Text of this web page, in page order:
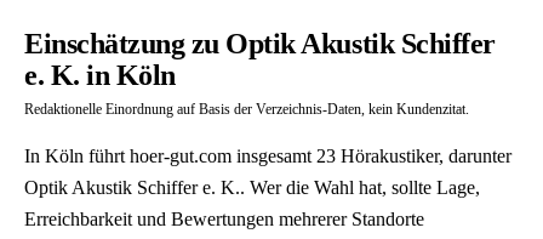
Einschätzung zu Optik Akustik Schiffer
e. K. in Köln
Redaktionelle Einordnung auf Basis der Verzeichnis-Daten, kein Kundenzitat.
In Köln führt hoer-gut.com insgesamt 23 Hörakustiker, darunter
Optik Akustik Schiffer e. K.. Wer die Wahl hat, sollte Lage,
Erreichbarkeit und Bewertungen mehrerer Standorte